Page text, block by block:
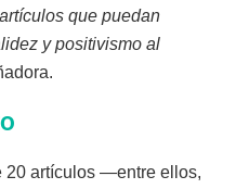
que puedan
y positivismo al
20 artículos —entre ellos,